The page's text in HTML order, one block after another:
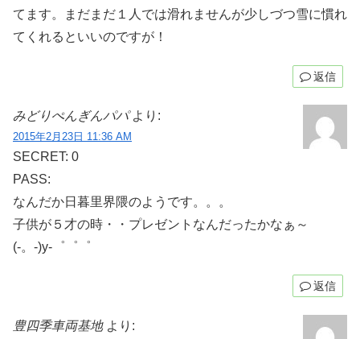
てます。まだまだ１人では滑れませんが少しづつ雪に慣れ
てくれるといいのですが！
返信
みどりぺんぎんパパ より:
2015年2月23日 11:36 AM
SECRET: 0
PASS:
なんだか日暮里界隈のようです。。。
子供が５才の時・・プレゼントなんだったかなぁ～
(-。-)y-゜゜゜
返信
豊四季車両基地 より: